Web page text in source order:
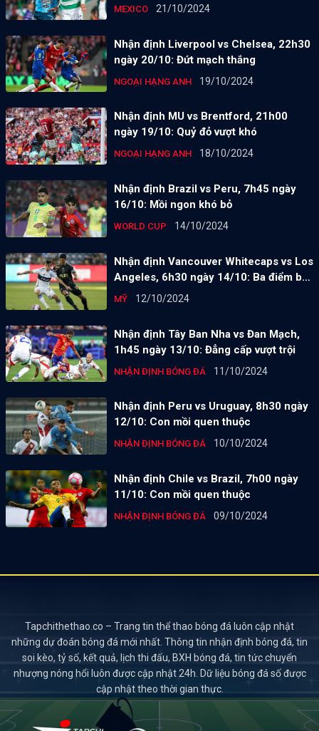
MEXICO 21/10/2024
Nhận định Liverpool vs Chelsea, 22h30
ngày 20/10: Đứt mạch thắng
NGOẠI HẠNG ANH 19/10/2024
Nhận định MU vs Brentford, 21h00
ngày 19/10: Quỷ đỏ vượt khó
NGOẠI HẠNG ANH 18/10/2024
Nhận định Brazil vs Peru, 7h45 ngày
16/10: Mồi ngon khó bỏ
WORLD CUP 14/10/2024
Nhận định Vancouver Whitecaps vs Los
Angeles, 6h30 ngày 14/10: Ba điểm bắt
buộc
MỸ 12/10/2024
Nhận định Tây Ban Nha vs Đan Mạch,
1h45 ngày 13/10: Đẳng cấp vượt trội
NHẬN ĐỊNH BÓNG ĐÁ 11/10/2024
Nhận định Peru vs Uruguay, 8h30 ngày
12/10: Con mồi quen thuộc
NHẬN ĐỊNH BÓNG ĐÁ 10/10/2024
Nhận định Chile vs Brazil, 7h00 ngày
11/10: Con mồi quen thuộc
NHẬN ĐỊNH BÓNG ĐÁ 09/10/2024
Tapchithethao.co – Trang tin thể thao bóng đá luôn cập nhật
những dự đoán bóng đá mới nhất. Thông tin nhận định bóng đá, tin
soi kèo, tỷ số, kết quả, lịch thi đấu, BXH bóng đá, tin tức chuyển
nhượng nóng hổi luôn được cập nhật 24h. Dữ liệu bóng đá số được
cập nhật theo thời gian thực.